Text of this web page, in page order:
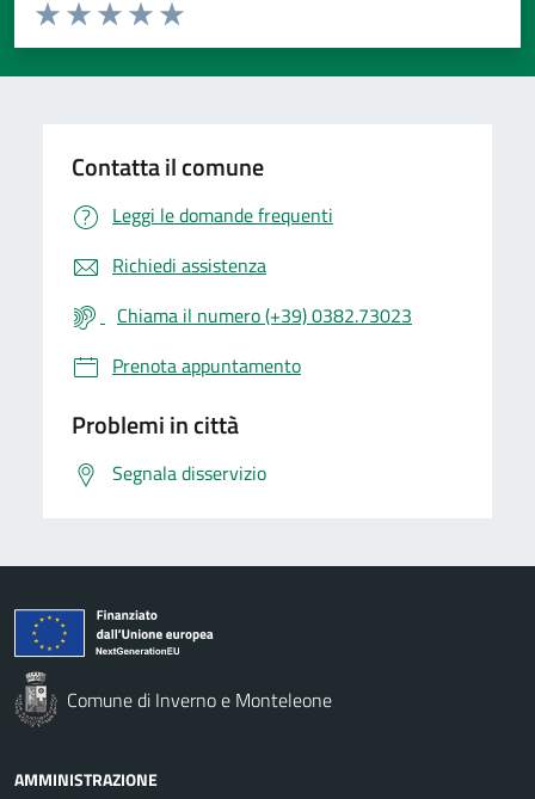
Valuta da 1 a 5 stelle la pagina
Valuta 5 stelle su 5
Valuta 4 stelle su 5
Valuta 3 stelle su 5
Valuta 2 stelle su 5
Valuta 1 stelle su 5
Contatta il comune
Leggi le domande frequenti
Richiedi assistenza
Chiama il numero (+39) 0382.73023
Prenota appuntamento
Problemi in città
Segnala disservizio
Comune di Inverno e Monteleone
AMMINISTRAZIONE